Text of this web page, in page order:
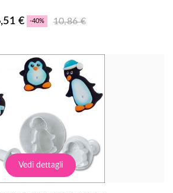
€ -40% 10,86 €
Vedi dettagli